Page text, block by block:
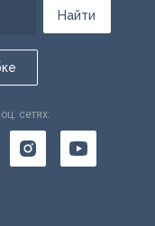
Найти
сетях: